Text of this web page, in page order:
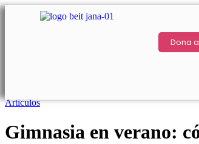
Dona
Articulos
Gimnasia en verano: